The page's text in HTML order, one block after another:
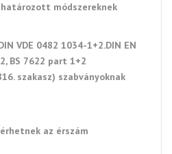
módszereknek
VDE 0482 1034-1+2.DIN EN
BS 7622 part 1+2
szakasz) szabványoknak
az érszám